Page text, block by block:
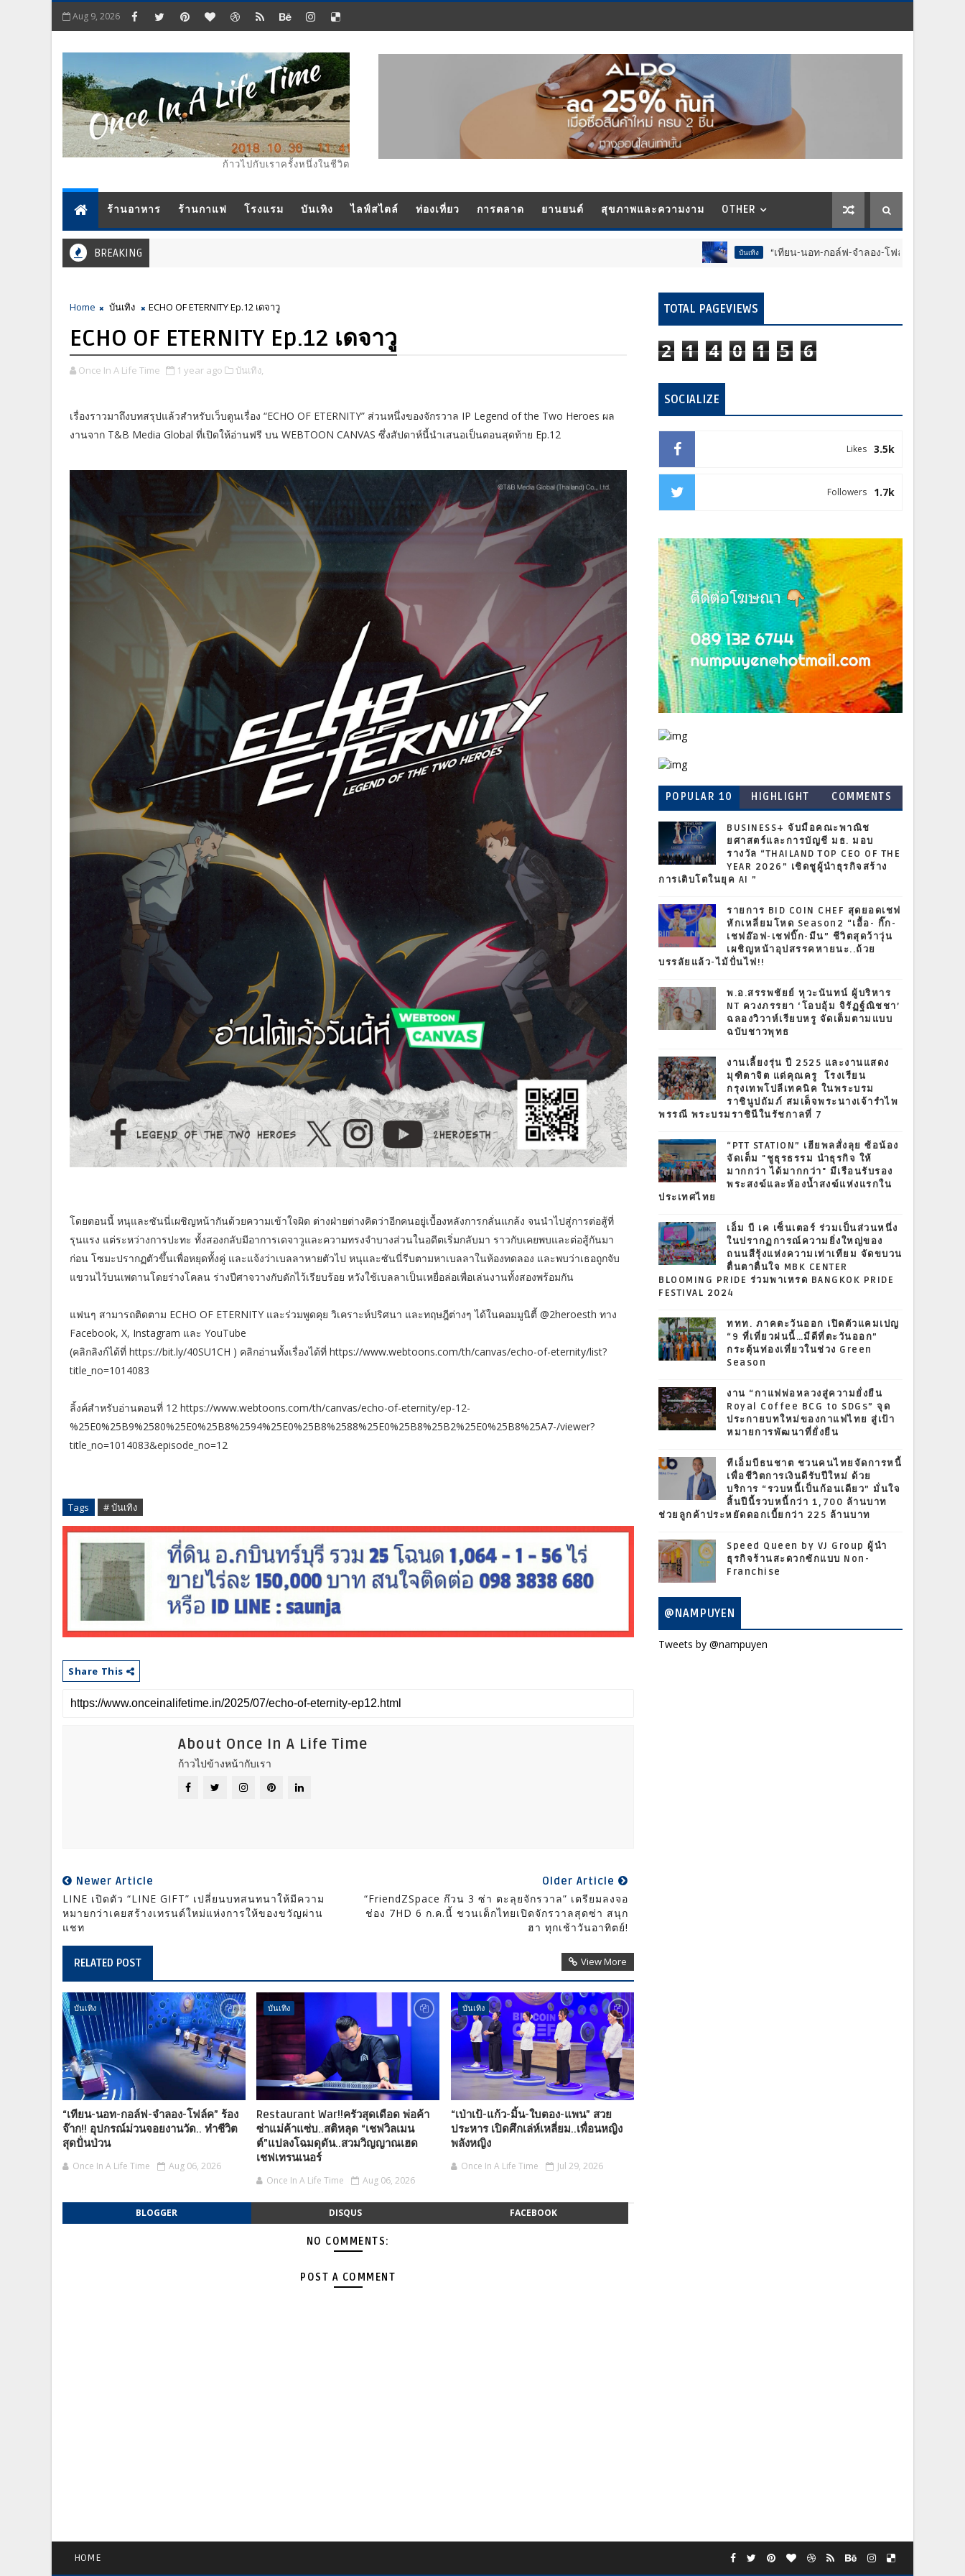
Aug 9, 2026
ก้าวไปกับเราครั้งหนึ่งในชีวิต
ร้านอาหาร ร้านกาแฟ โรงแรม บันเทิง ไลฟ์สไตล์ ท่องเที่ยว การตลาด ยานยนต์ สุขภาพและความงาม OTHER
BREAKING บันเทิง “เทียน-นอท-กอล์ฟ-จำลอง-โฟล์ค” ร้องจ๊าก!! อุปกรณ์ม่วน
Home บันเทิง ECHO OF ETERNITY Ep.12 เดจาวู
ECHO OF ETERNITY Ep.12 เดจาวู
Once In A Life Time 1 year ago บันเทิง,
เรื่องราวมาถึงบทสรุปแล้วสำหรับเว็บตูนเรื่อง “ECHO OF ETERNITY” ส่วนหนึ่งของจักรวาล IP Legend of the Two Heroes ผล
งานจาก T&B Media Global ที่เปิดให้อ่านฟรี บน WEBTOON CANVAS ซึ่งสัปดาห์นี้นำเสนอเป็นตอนสุดท้าย Ep.12
โดยตอนนี้ หนุและซันนี่เผชิญหน้ากันด้วยความเข้าใจผิด ต่างฝ่ายต่างคิดว่าอีกคนอยู่เบื้องหลังการกลั่นแกล้ง จนนำไปสู่การต่อสู้ที่
รุนแรง แต่ระหว่างการปะทะ ทั้งสองกลับมีอาการเดจาวูและความทรงจำบางส่วนในอดีตเริ่มกลับมา ราวกับเคยพบและต่อสู้กันมา
ก่อน โซมะปรากฏตัวขึ้นเพื่อหยุดทั้งคู่ และแจ้งว่าเบลลาหายตัวไป หนุและซันนี่รีบตามหาเบลลาในห้องทดลอง และพบว่าเธอถูกจับ
แขวนไว้บนเพดานโดยร่างโคลน ร่างปีศาจวางกับดักไว้เรียบร้อย หวังใช้เบลลาเป็นเหยื่อล่อเพื่อเล่นงานทั้งสองพร้อมกัน
แฟนๆ สามารถติดตาม ECHO OF ETERNITY และร่วมพูดคุย วิเคราะห์ปริศนา และทฤษฎีต่างๆ ได้ในคอมมูนิตี้ @2heroesth ทาง
Facebook, X, Instagram และ YouTube
(คลิกลิงก์ได้ที่ https://bit.ly/40SU1CH ) คลิกอ่านทั้งเรื่องได้ที่ https://www.webtoons.com/th/canvas/echo-of-eternity/list?
title_no=1014083
ลิ้งค์สำหรับอ่านตอนที่ 12 https://www.webtoons.com/th/canvas/echo-of-eternity/ep-12-
%25E0%25B9%2580%25E0%25B8%2594%25E0%25B8%2588%25E0%25B8%25B2%25E0%25B8%25A7-/viewer?
title_no=1014083&episode_no=12
Tags # บันเทิง
Share This
About Once In A Life Time
ก้าวไปข้างหน้ากับเรา
Newer Article
LINE เปิดตัว “LINE GIFT” เปลี่ยนบทสนทนาให้มีความ
หมายกว่าเคยสร้างเทรนด์ใหม่แห่งการให้ของขวัญผ่าน
แชท
Older Article
“FriendZSpace ก๊วน 3 ซ่า ตะลุยจักรวาล” เตรียมลงจอ
ช่อง 7HD 6 ก.ค.นี้ ชวนเด็กไทยเปิดจักรวาลสุดซ่า สนุก
ฮา ทุกเช้าวันอาทิตย์!
RELATED POST View More
บันเทิง
“เทียน-นอท-กอล์ฟ-จำลอง-โฟล์ค” ร้อง
จ๊าก!! อุปกรณ์ม่วนจอยงานวัด.. ทำชีวิต
สุดปั่นป่วน
Once In A Life Time Aug 06, 2026
บันเทิง
Restaurant War!!ครัวสุดเดือด พ่อค้า
ซ่าแม่ค้าแซ่บ..สติหลุด “เชฟวิลเมน
ต์”แปลงโฉมดุดัน..สวมวิญญาณเฮด
เชฟเทรนเนอร์
Once In A Life Time Aug 06, 2026
บันเทิง
“เป่าเป้-แก้ว-มิ้น-ใบตอง-แพน” สวย
ประหาร เปิดศึกเล่ห์เหลี่ยม..เพื่อนหญิง
พลังหญิง
Once In A Life Time Jul 29, 2026
BLOGGER DISQUS FACEBOOK
NO COMMENTS:
POST A COMMENT
TOTAL PAGEVIEWS
2 1 4 0 1 5 6
SOCIALIZE
3.5k
Likes
1.7k
Followers
POPULAR 10 HIGHLIGHT COMMENTS
BUSINESS+ จับมือคณะพาณิช
ยศาสตร์และการบัญชี มธ. มอบ
รางวัล “THAILAND TOP CEO OF THE
YEAR 2026” เชิดชูผู้นำธุรกิจสร้าง
การเติบโตในยุค AI ”
รายการ BID COIN CHEF สุดยอดเชฟ
หักเหลี่ยมโหด Season2 “เอื้อ- กิ๊ก-
เชฟอ๊อฟ-เชฟบิ๊ก-มีน” ชีวิตสุดว้าวุ่น
เผชิญหน้าอุปสรรคหายนะ..ถ้วย
บรรลัยแล้ว-ไม้ปั่นไฟ!!
พ.อ.สรรพชัยย์ หุวะนันทน์ ผู้บริหาร
NT ควงภรรยา ‘โอบอุ้ม จิรัฏฐ์ณิชชา’
ฉลองวิวาห์เรียบหรู จัดเต็มตามแบบ
ฉบับชาวพุทธ
งานเลี้ยงรุ่น ปี 2525 และงานแสดง
มุฑิตาจิต แด่คุณครู โรงเรียน
กรุงเทพโปลีเทคนิค ในพระบรม
ราชินูปถัมภ์ สมเด็จพระนางเจ้ารำไพ
พรรณี พระบรมราชินีในรัชกาลที่ 7
“PTT STATION” เฮียพลสั่งลุย ซ้อน้อง
จัดเต็ม "ชูธุรธรรม นำธุรกิจ ให้
มากกว่า ได้มากกว่า" มีเรือนรับรอง
พระสงฆ์และห้องน้ำสงฆ์แห่งแรกใน
ประเทศไทย
เอ็ม บี เค เซ็นเตอร์ ร่วมเป็นส่วนหนึ่ง
ในปรากฏการณ์ความยิ่งใหญ่ของ
ถนนสีรุ้งแห่งความเท่าเทียม จัดขบวน
ตื่นตาตื่นใจ MBK CENTER
BLOOMING PRIDE ร่วมพาเหรด BANGKOK PRIDE
FESTIVAL 2024
ททท. ภาคตะวันออก เปิดตัวแคมเปญ
“9 ที่เที่ยวฝนนี้…มีดีที่ตะวันออก”
กระตุ้นท่องเที่ยวในช่วง Green
Season
งาน “กาแฟพ่อหลวงสู่ความยั่งยืน
Royal Coffee BCG to SDGs” จุด
ประกายบทใหม่ของกาแฟไทย สู่เป้า
หมายการพัฒนาที่ยั่งยืน
ทีเอ็มบีธนชาต ชวนคนไทยจัดการหนี้
เพื่อชีวิตการเงินดีรับปีใหม่ ด้วย
บริการ “รวบหนี้เป็นก้อนเดียว” มั่นใจ
สิ้นปีนี้รวบหนี้กว่า 1,700 ล้านบาท
ช่วยลูกค้าประหยัดดอกเบี้ยกว่า 225 ล้านบาท
Speed Queen by VJ Group ผู้นำ
ธุรกิจร้านสะดวกซักแบบ Non-
Franchise
@NAMPUYEN
Tweets by @nampuyen
HOME